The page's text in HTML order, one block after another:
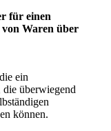
für einen
Waren über
ein
die überwiegend
können.